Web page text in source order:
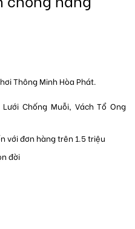
Thông Minh Hòa Phát.
Lưới Chống Muỗi, Vách Tổ Ong
với đơn hàng trên 1.5 triệu
đời
số lượng